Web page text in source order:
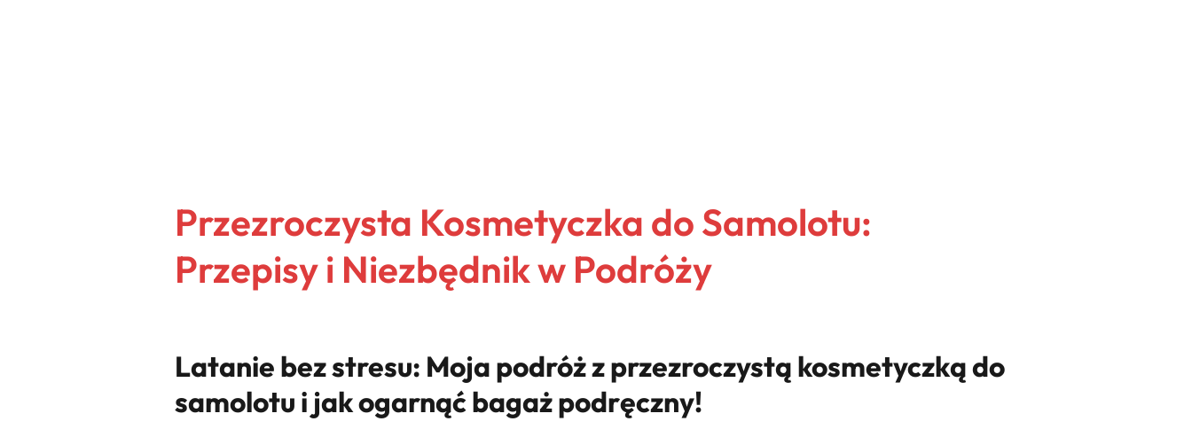
Przezroczysta Kosmetyczka do Samolotu:
Przepisy i Niezbędnik w Podróży
Latanie bez stresu: Moja podróż z przezroczystą kosmetyczką do
samolotu i jak ogarnąć bagaż podręczny!